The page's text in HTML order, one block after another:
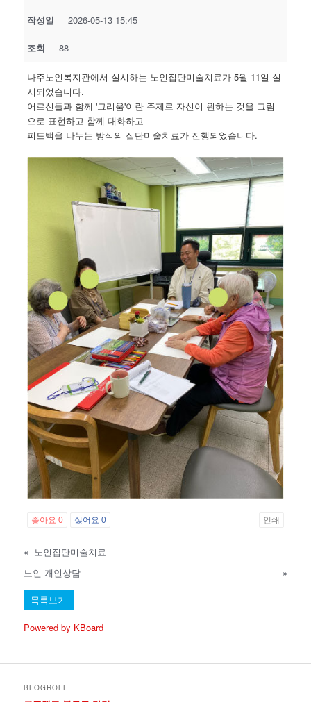
작성일 2026-05-13 15:45
조회 88
나주노인복지관에서 실시하는 노인집단미술치료가 5월 11일 실
시되었습니다.
어르신들과 함께 '그리움'이란 주제로 자신이 원하는 것을 그림
으로 표현하고 함께 대화하고
피드백을 나누는 방식의 집단미술치료가 진행되었습니다.
좋아요0 싫어요0 인쇄
« 노인집단미술치료
노인 개인상담
»
목록보기
Powered by KBoard
BLOGROLL